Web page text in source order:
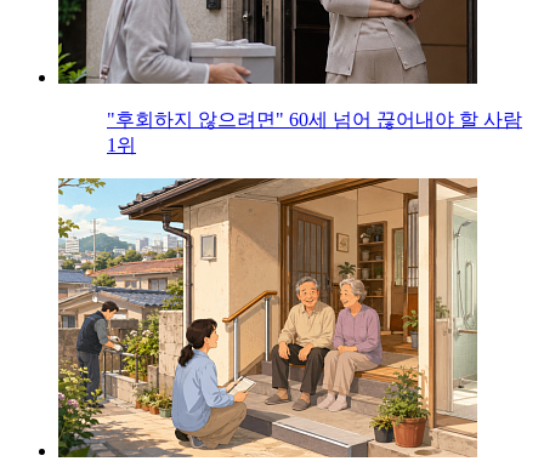
"후회하지 않으려면" 60세 넘어 끊어내야 할 사람
1위